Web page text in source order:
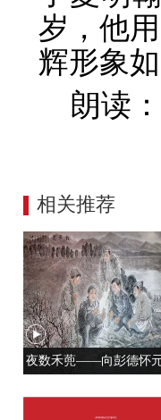
岁，他
辉形象
朗读
相关推荐
夜数禾蔸——向彭德怀